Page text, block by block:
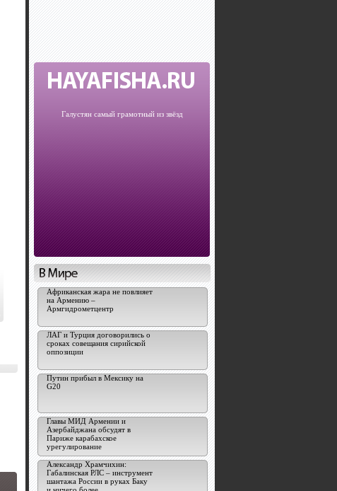
Галустян самый грамотный из звёзд
Африканская жара не повлияет
на Армению –
Армгидрометцентр
ЛАГ и Турция договорились о
сроках совещания сирийской
оппозиции
Путин прибыл в Мексику на
G20
Главы МИД Армении и
Азербайджана обсудят в
Париже карабахское
урегулирование
Александр Храмчихин:
Габалинская РЛС – инструмент
шантажа России в руках Баку